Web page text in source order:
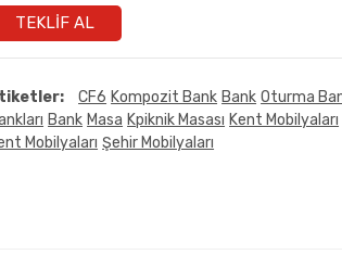
TEKLIF AL
CF6 Kompozit Bank Bank Oturma
Bank Masa Kpiknik Masası Kent Mobilyaları
Mobilyaları Şehir Mobilyaları